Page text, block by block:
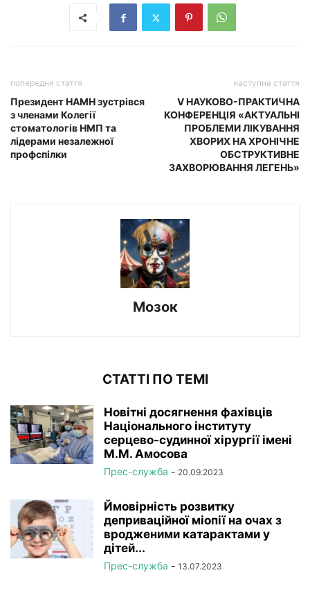
попередня стаття
Президент НАМН зустрівся
з членами Колегії
стоматологів НМП та
лідерами незалежної
профспілки
наступна стаття
V НАУКОВО-ПРАКТИЧНА
КОНФЕРЕНЦІЯ «АКТУАЛЬНІ
ПРОБЛЕМИ ЛІКУВАННЯ
ХВОРИХ НА ХРОНІЧНЕ
ОБСТРУКТИВНЕ
ЗАХВОРЮВАННЯ ЛЕГЕНЬ»
Мозок
СТАТТІ ПО ТЕМІ
Новітні досягнення фахівців
Національного інституту
серцево-судинної хірургії імeні
М.М. Амосова
Прес-служба - 20.09.2023
Ймовірність розвитку
деприваційної міопії на очах з
вродженими катарактами у
дітей...
Прес-служба - 13.07.2023